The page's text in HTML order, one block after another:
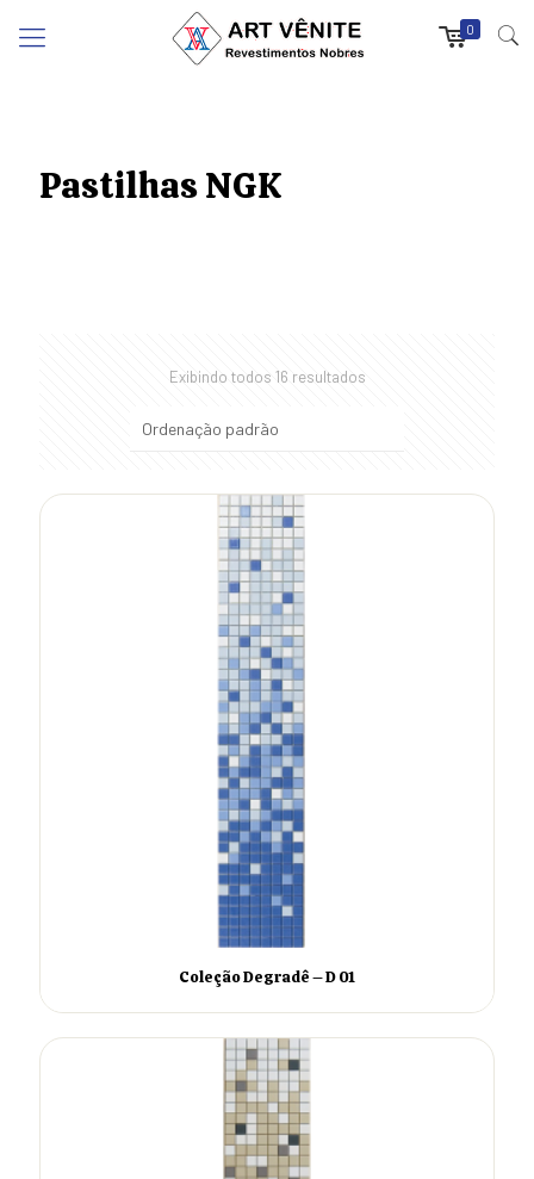
0
Pastilhas NGK
Exibindo todos 16 resultados
Coleção Degradê – D 01